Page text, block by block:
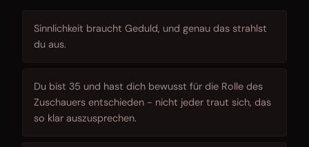
Sinnlichkeit braucht Geduld, und genau das strahlst
du aus.
Du bist 35 und hast dich bewusst für die Rolle des
Zuschauers entschieden - nicht jeder traut sich, das
so klar auszusprechen.